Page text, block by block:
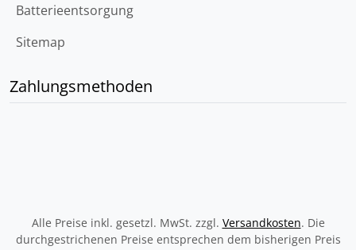
Batterieentsorgung
Sitemap
Zahlungsmethoden
Alle Preise inkl. gesetzl. MwSt. zzgl. Versandkosten. Die
durchgestrichenen Preise entsprechen dem bisherigen Preis